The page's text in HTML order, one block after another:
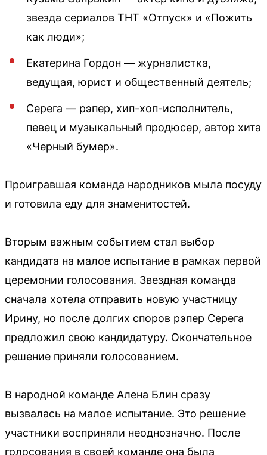
звезда сериалов ТНТ «Отпуск» и «Пожить
как люди»;
Екатерина Гордон — журналистка,
ведущая, юрист и общественный деятель;
Серега — рэпер, хип-хоп-исполнитель,
певец и музыкальный продюсер, автор хита
«Черный бумер».
Проигравшая команда народников мыла посуду
и готовила еду для знаменитостей.
Вторым важным событием стал выбор
кандидата на малое испытание в рамках первой
церемонии голосования. Звездная команда
сначала хотела отправить новую участницу
Ирину, но после долгих споров рэпер Серега
предложил свою кандидатуру. Окончательное
решение приняли голосованием.
В народной команде Алена Блин сразу
вызвалась на малое испытание. Это решение
участники восприняли неоднозначно. После
голосования в своей команде она была